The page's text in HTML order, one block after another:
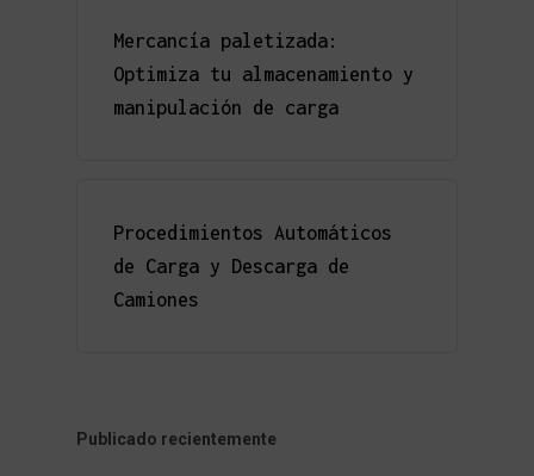
Mercancía paletizada:
Optimiza tu almacenamiento y
manipulación de carga
Procedimientos Automáticos
de Carga y Descarga de
Camiones
Publicado recientemente